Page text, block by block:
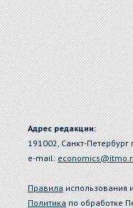
Адрес редакции:
191002, Санкт-
e-mail:
Правилаиспользования
Политикапо обработке